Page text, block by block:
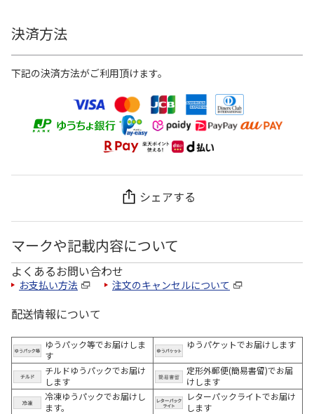
決済方法
下記の決済方法がご利用頂けます。
シェアする
マークや記載内容について
よくあるお問い合わせ
お支払い方法 注文のキャンセルについて
配送情報について
ゆうパック等でお届けしま
す
ゆうパケットでお届けします
チルドゆうパックでお届け
します
定形外郵便(簡易書留)でお届
けします
冷凍ゆうパックでお届けし
ます。
レターパックライトでお届け
します